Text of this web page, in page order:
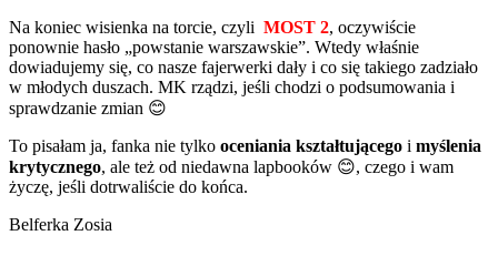
Na koniec wisienka na torcie, czyli MOST 2, oczywiście
ponownie hasło „powstanie warszawskie”. Wtedy właśnie
dowiadujemy się, co nasze fajerwerki dały i co się takiego zadziało
w młodych duszach. MK rządzi, jeśli chodzi o podsumowania i
sprawdzanie zmian 😊
To pisałam ja, fanka nie tylko oceniania kształtującego i myślenia
krytycznego, ale też od niedawna lapbooków 😊, czego i wam
życzę, jeśli dotrwaliście do końca.
Belferka Zosia